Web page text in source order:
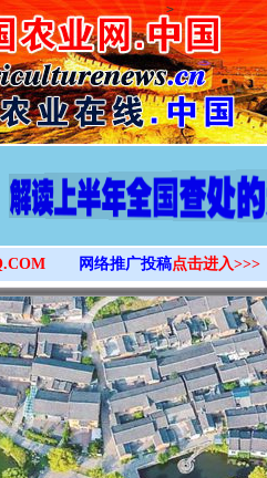
>
网络推广投稿点击进入>>>